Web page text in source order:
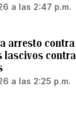
a las 2:47 p.m.
arresto contra
lascivos contra
a las 2:25 p.m.